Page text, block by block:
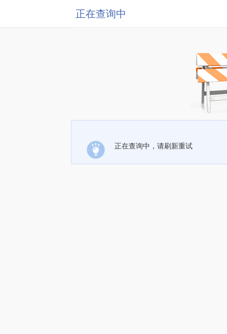
正在查询中
正在查询中，请刷新重试